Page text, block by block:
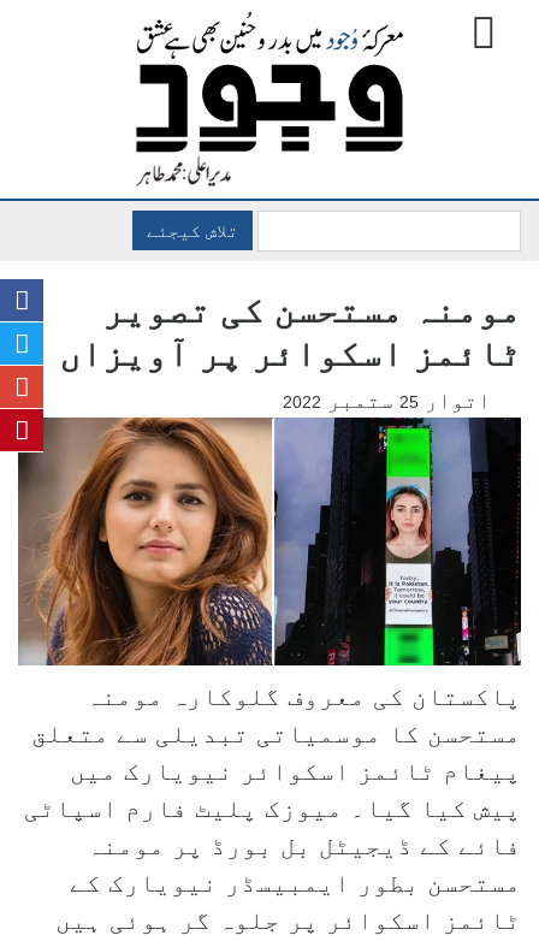
تلاش کیجئے
مومنہ مستحسن کی تصویر
ٹائمز اسکوائر پر آویزاں
اتوار 25 ستمبر 2022
پاکستان کی معروف گلوکارہ مومنہ
مستحسن کا موسمیاتی تبدیلی سے متعلق
پیغام ٹائمز اسکوائر نیویارک میں
پیش کیا گیا۔ میوزک پلیٹ فارم اسپاٹی
فائے کے ڈیجیٹل بل بورڈ پر مومنہ
مستحسن بطور ایمبیسڈر نیویارک کے
ٹائمز اسکوائر پر جلوہ گر ہوئی ہیں